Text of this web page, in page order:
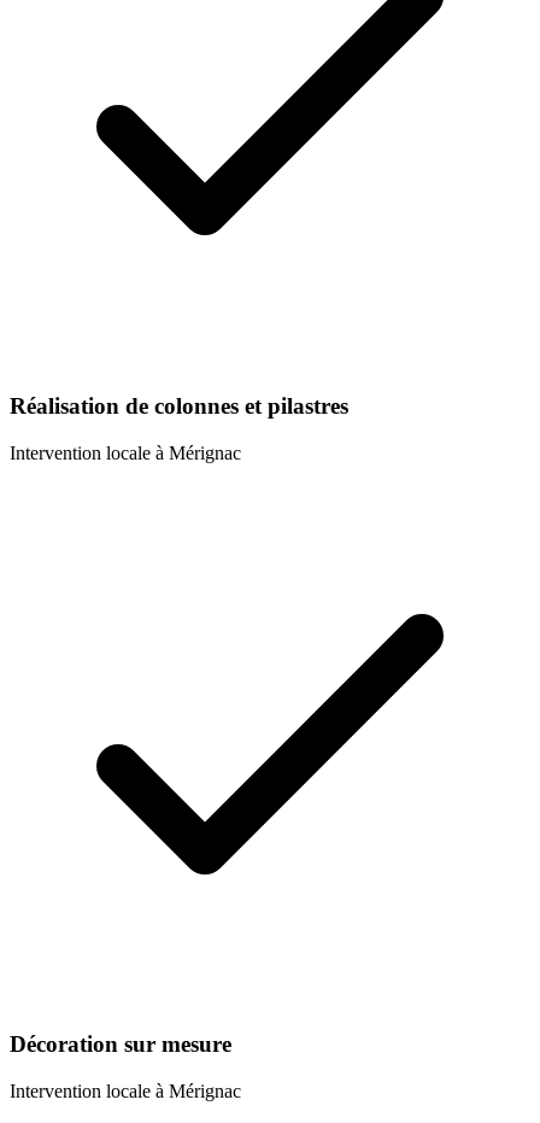
Réalisation de colonnes et pilastres
Intervention locale à Mérignac
Décoration sur mesure
Intervention locale à Mérignac